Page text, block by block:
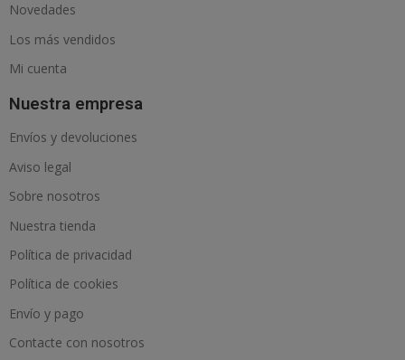
Novedades
Los más vendidos
Mi cuenta
Nuestra empresa
Envíos y devoluciones
Aviso legal
Sobre nosotros
Nuestra tienda
Política de privacidad
Política de cookies
Envío y pago
Contacte con nosotros